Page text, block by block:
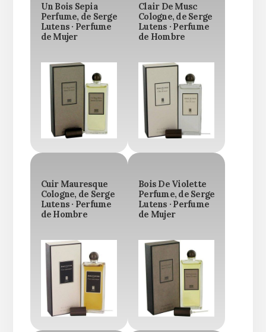
Un Bois Sepia
Perfume, de Serge
Lutens · Perfume
de Mujer
Clair De Musc
Cologne, de Serge
Lutens · Perfume
de Hombre
Cuir Mauresque
Cologne, de Serge
Lutens · Perfume
de Hombre
Bois De Violette
Perfume, de Serge
Lutens · Perfume
de Mujer